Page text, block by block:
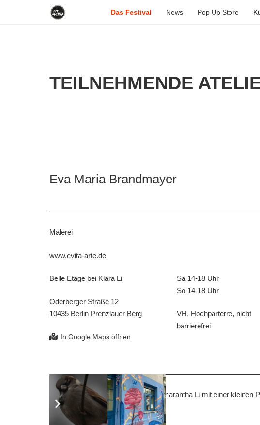
Das Festival News Pop Up Store
TEILNEHMENDE
Eva Maria Brandmayer
Malerei
www.evita-arte.de
Belle Etage bei Klara Li
Oderberger Straße 12
10435 Berlin Prenzlauer Berg
Sa 14-18 Uhr
So 14-18 Uhr
VH, Hochparterre, nicht
barrierefrei
Als Gastkünstlerin bei Belle Etage Amarantha Li mit einer
Bewegungskunst/ Tanz.